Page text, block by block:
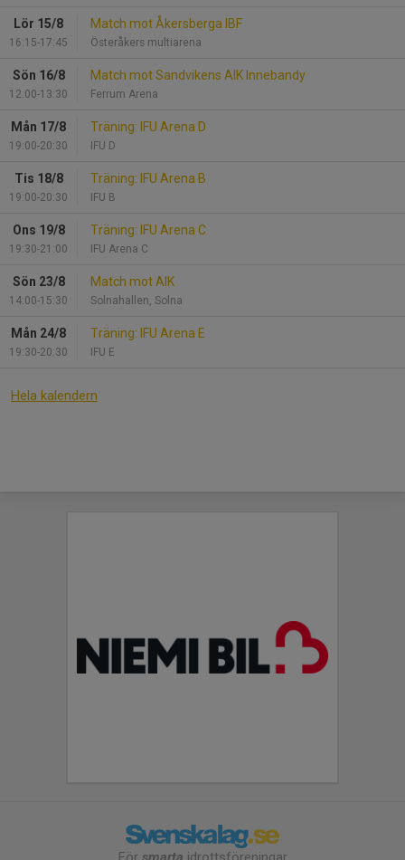
Lör 15/8
16:15-17:45
Match mot Åkersberga IBF
Österåkers multiarena
Sön 16/8
12:00-13:30
Match mot Sandvikens AIK Innebandy
Ferrum Arena
Mån 17/8
19:00-20:30
Träning: IFU Arena D
IFU D
Tis 18/8
19:00-20:30
Träning: IFU Arena B
IFU B
Ons 19/8
19:30-21:00
Träning: IFU Arena C
IFU Arena C
Sön 23/8
14:00-15:30
Match mot AIK
Solnahallen, Solna
Mån 24/8
19:30-20:30
Träning: IFU Arena E
IFU E
Hela kalendern